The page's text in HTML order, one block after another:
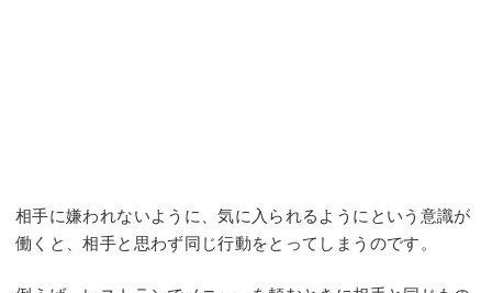
相手に嫌われないように、気に入られるようにという意識が
働くと、相手と思わず同じ行動をとってしまうのです。